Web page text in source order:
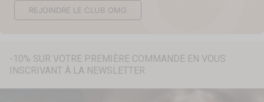
REJOINDRE LE CLUB OMG
-10% SUR VOTRE PREMIÈRE COMMANDE EN VOUS
INSCRIVANT À LA NEWSLETTER